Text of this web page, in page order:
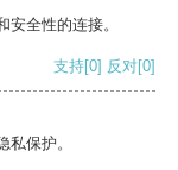
全性的连接。
支持[0] 反对[0]
保护。